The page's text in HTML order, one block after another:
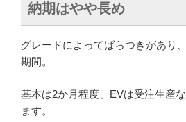
納期はやや長め
グレードによってばらつきがあり
期間。
基本は2か月程度、EVは受注生産
ます。